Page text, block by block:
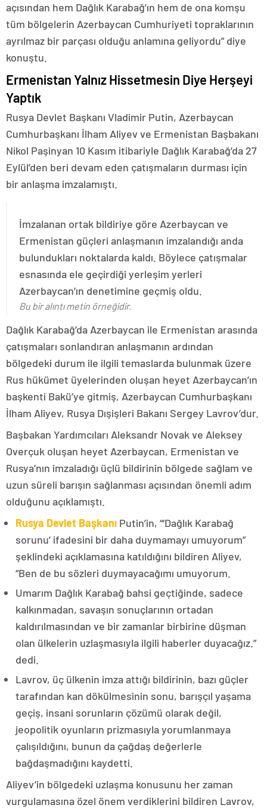
açısından hem Dağlık Karabağ’ın hem de ona komşu
tüm bölgelerin Azerbaycan Cumhuriyeti topraklarının
ayrılmaz bir parçası olduğu anlamına geliyordu” diye
konuştu.
Ermenistan Yalnız Hissetmesin Diye Herşeyi
Yaptık
Rusya Devlet Başkanı Vladimir Putin, Azerbaycan
Cumhurbaşkanı İlham Aliyev ve Ermenistan Başbakanı
Nikol Paşinyan 10 Kasım itibariyle Dağlık Karabağ’da 27
Eylül’den beri devam eden çatışmaların durması için
bir anlaşma imzalamıştı.
İmzalanan ortak bildiriye göre Azerbaycan ve
Ermenistan güçleri anlaşmanın imzalandığı anda
bulundukları noktalarda kaldı. Böylece çatışmalar
esnasında ele geçirdiği yerleşim yerleri
Azerbaycan’ın denetimine geçmiş oldu.
Bu bir alıntı metin örneğidir.
Dağlık Karabağ’da Azerbaycan ile Ermenistan arasında
çatışmaları sonlandıran anlaşmanın ardından
bölgedeki durum ile ilgili temaslarda bulunmak üzere
Rus hükümet üyelerinden oluşan heyet Azerbaycan’ın
başkenti Bakü’ye gitmiş, Azerbaycan Cumhurbaşkanı
İlham Aliyev, Rusya Dışişleri Bakanı Sergey Lavrov’dur.
Başbakan Yardımcıları Aleksandr Novak ve Aleksey
Overçuk oluşan heyet Azerbaycan, Ermenistan ve
Rusya’nın imzaladığı üçlü bildirinin bölgede sağlam ve
uzun süreli barışın sağlanması açısından önemli adım
olduğunu açıklamıştı.
Rusya Devlet Başkanı Putin’in, “‘Dağlık Karabağ
sorunu’ ifadesini bir daha duymamayı umuyorum”
şeklindeki açıklamasına katıldığını bildiren Aliyev,
“Ben de bu sözleri duymayacağımı umuyorum.
Umarım Dağlık Karabağ bahsi geçtiğinde, sadece
kalkınmadan, savaşın sonuçlarının ortadan
kaldırılmasından ve bir zamanlar birbirine düşman
olan ülkelerin uzlaşmasıyla ilgili haberler duyacağız.”
dedi.
Lavrov, üç ülkenin imza attığı bildirinin, bazı güçler
tarafından kan dökülmesinin sonu, barışçıl yaşama
geçiş, insani sorunların çözümü olarak değil,
jeopolitik oyunların prizmasıyla yorumlanmaya
çalışıldığını, bunun da çağdaş değerlerle
bağdaşmadığını kaydetti.
Aliyev’in bölgedeki uzlaşma konusunu her zaman
vurgulamasına özel önem verdiklerini bildiren Lavrov,